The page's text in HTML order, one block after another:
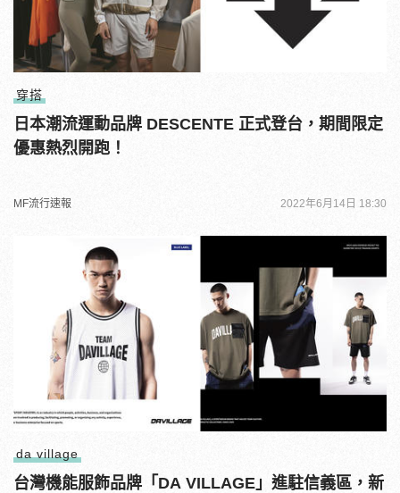
穿搭
日本潮流運動品牌 DESCENTE 正式登台，期間限定
優惠熱烈開跑！
MF流行速報 2022年6月14日 18:30
da village
台灣機能服飾品牌「DA VILLAGE」進駐信義區，新